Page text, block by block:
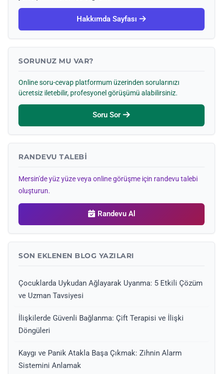
Hakkımda Sayfası
SORUNUZ MU VAR?
Online soru-cevap platformum üzerinden sorularınızı
ücretsiz iletebilir, profesyonel görüşümü alabilirsiniz.
Soru Sor
RANDEVU TALEBI
Mersin'de yüz yüze veya online görüşme için randevu talebi
oluşturun.
Randevu Al
SON EKLENEN BLOG YAZILARI
Çocuklarda Uykudan Ağlayarak Uyanma: 5 Etkili Çözüm
ve Uzman Tavsiyesi
İlişkilerde Güvenli Bağlanma: Çift Terapisi ve İlişki
Döngüleri
Kaygı ve Panik Atakla Başa Çıkmak: Zihnin Alarm
Sistemini Anlamak